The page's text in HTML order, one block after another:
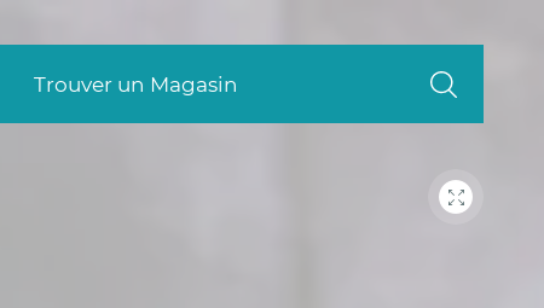
Trouver un Magasin